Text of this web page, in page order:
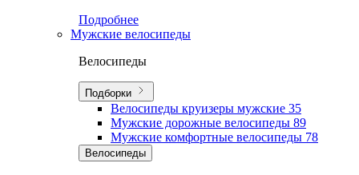
Подробнее
Мужские велосипеды
Велосипеды
Подборки
Велосипеды круизеры мужские 35
Мужские дорожные велосипеды 89
Мужские комфортные велосипеды 78
Велосипеды